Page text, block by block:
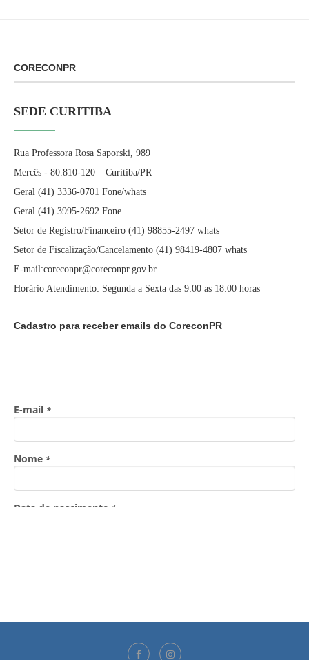
CORECONPR
SEDE CURITIBA
Rua Professora Rosa Saporski, 989
Mercês - 80.810-120 – Curitiba/PR
Geral (41) 3336-0701 Fone/whats
Geral (41) 3995-2692 Fone
Setor de Registro/Financeiro (41) 98855-2497 whats
Setor de Fiscalização/Cancelamento (41) 98419-4807 whats
E-mail:coreconpr@coreconpr.gov.br
Horário Atendimento: Segunda a Sexta das 9:00 as 18:00 horas
Cadastro para receber emails do CoreconPR